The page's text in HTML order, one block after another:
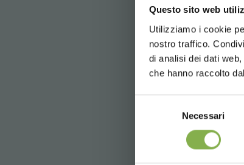
Questo sito web
Utilizziamo i cookie
nostro traffico.
di analisi dei dati
che hanno raccolto
Necessari
vorherige:broschüre -
5 %
2 %
News